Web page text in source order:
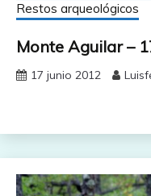
Restos arqueológicos
Monte Aguilar –
17 junio 2012